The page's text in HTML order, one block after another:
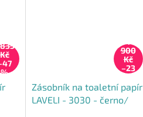
Kč
%
900
Kč
–23
%
Zásobník na toaletní papír
LAVELI - 3030 - černo/